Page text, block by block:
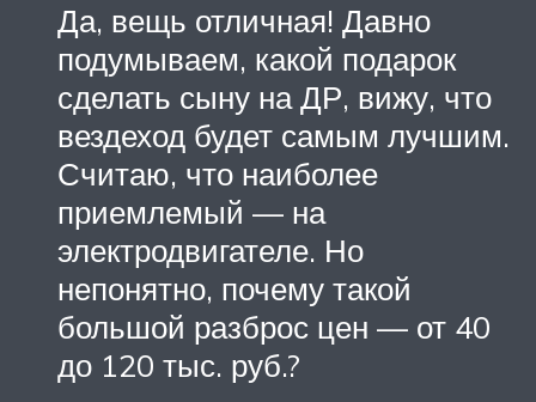
Да, вещь отличная! Давно
подумываем, какой подарок
сделать сыну на ДР, вижу, что
вездеход будет самым лучшим.
Считаю, что наиболее
приемлемый — на
электродвигателе. Но
непонятно, почему такой
большой разброс цен — от 40
до 120 тыс. руб.?